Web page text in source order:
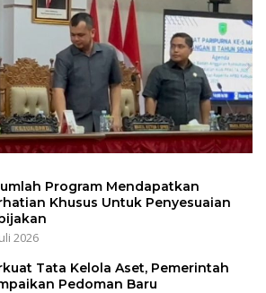
Program Mendapatkan
Khusus Untuk Penyesuaian
2026
Tata Kelola Aset, Pemerintah
Pedoman Baru